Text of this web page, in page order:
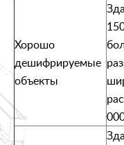
Хорошо
дешифрируемые
объекты